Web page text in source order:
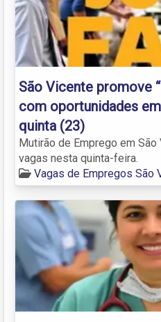
São Vicente promove
com oportunidades
quinta (23)
Mutirão de Emprego em
vagas nesta quinta-feira.
Vagas de Empregos São